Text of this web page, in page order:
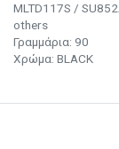
MLTD117S /
others
Γραμμάρια: 90
Χρώμα: BLACK